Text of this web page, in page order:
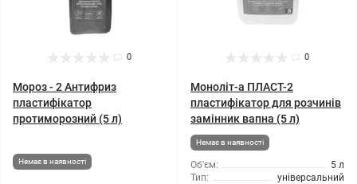
0
Мороз - 2 Антифриз
пластифікатор
протиморозний (5 л)
Немає в наявності
0
Моноліт-а ПЛАСТ-2
пластифікатор для розчинів
замінник вапна (5 л)
Немає в наявності
Об'єм:
5 л
Тип:
універсальний